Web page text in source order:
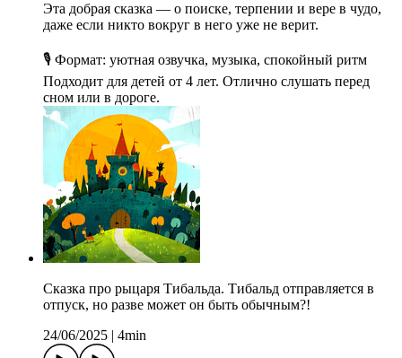
Эта добрая сказка — о поиске, терпении и вере в чудо,
даже если никто вокруг в него уже не верит.
🎙 Формат: уютная озвучка, музыка, спокойный ритм
Подходит для детей от 4 лет. Отлично слушать перед
сном или в дороге.
Сказка про рыцаря Тибальда. Тибальд отправляется в
отпуск, но разве может он быть обычным?!
24/06/2025
4min